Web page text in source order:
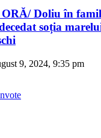
Doliu în
soția
9, 2024, 9:35 pm